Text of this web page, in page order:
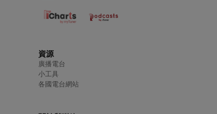
資源
廣播電台
小工具
各國電台網站